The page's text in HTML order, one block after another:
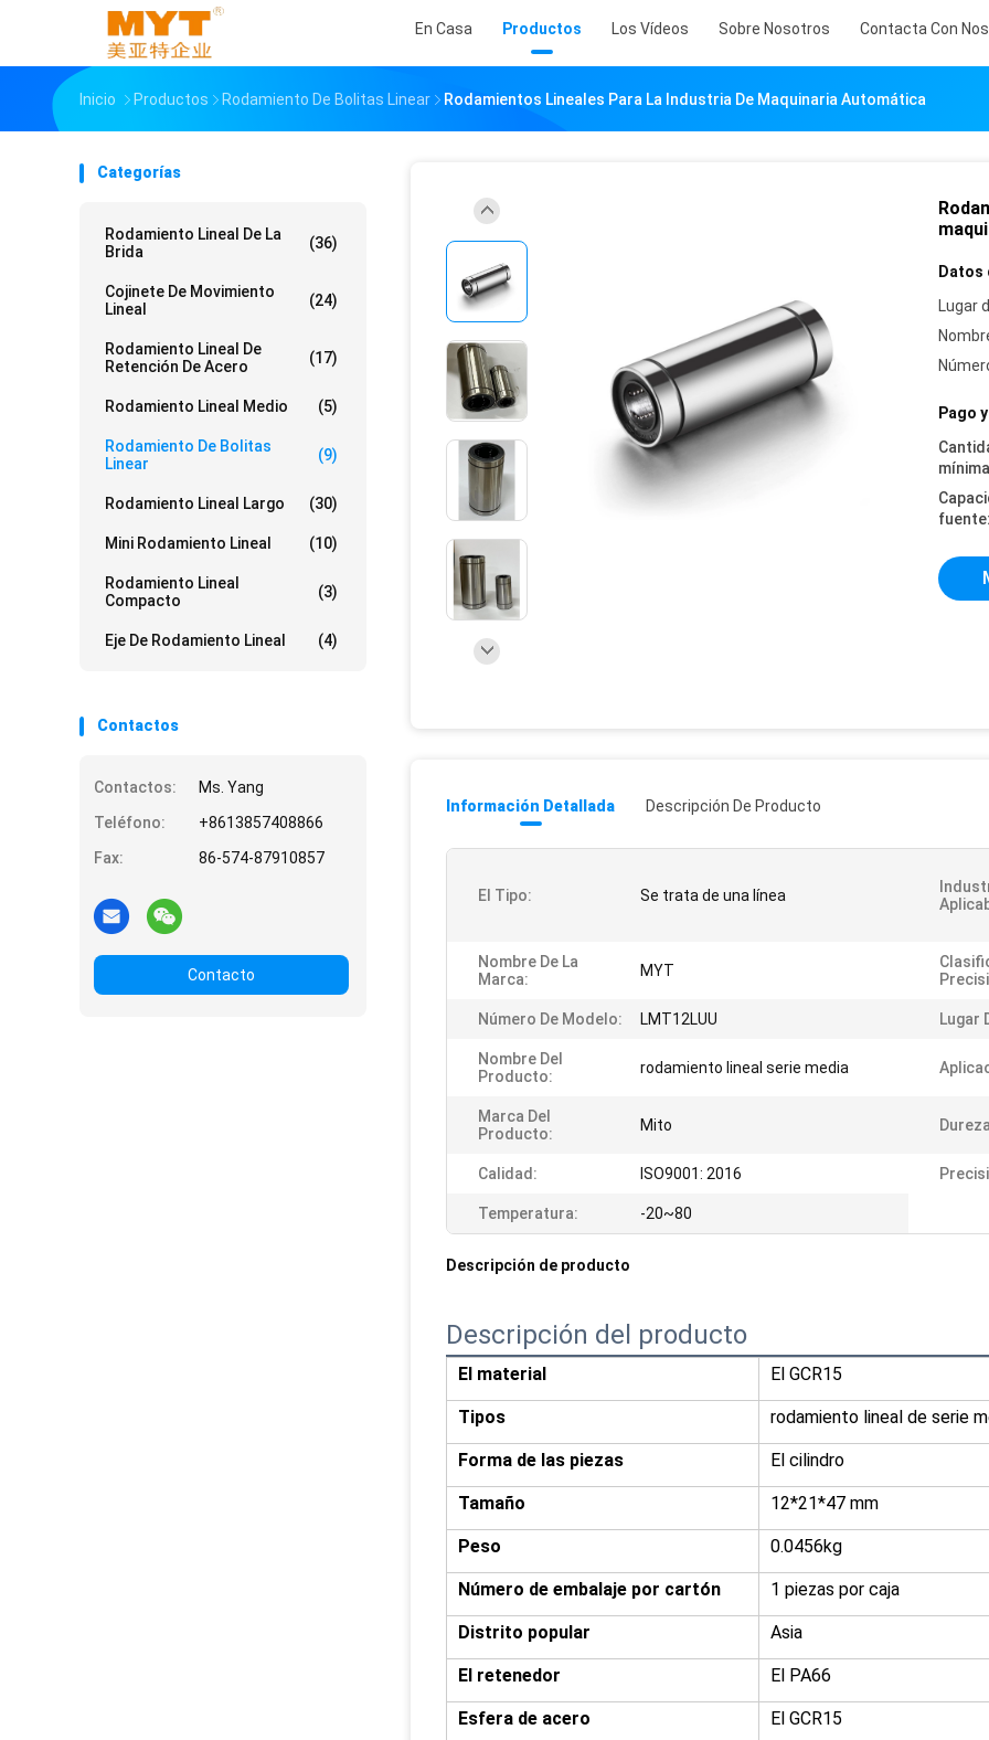
En Casa Productos Los Vídeos Sobre Nosotros Contacta Con
Inicio Productos Rodamiento De Bolitas Linear Rodamientos Lineales Para La Industria De Maquinaria Automática
Categorías
Rodamiento Lineal De La
Brida
(36)
Cojinete De Movimiento
Lineal
(24)
Rodamiento Lineal De
Retención De Acero
(17)
Rodamiento Lineal Medio (5)
Rodamiento De Bolitas
Linear
(9)
Rodamiento Lineal Largo (30)
Mini Rodamiento Lineal (10)
Rodamiento Lineal
Compacto
(3)
Eje De Rodamiento Lineal (4)
Contactos
Contactos:
Ms. Yang
Teléfono:
+8613857408866
Fax:
86-574-87910857
Contacto
Datos
Lugar
Pago
Información Detallada Descripción De Producto
El Tipo: Se trata de una línea
Nombre De La
Marca:
MYT
Número De Modelo: LMT12LUU Lugar
Nombre Del
Producto:
rodamiento lineal serie media
Marca Del
Producto:
Mito
Calidad: ISO9001: 2016
Temperatura: -20~80
Descripción de producto
Descripción del producto
El material El GCR15
Tipos rodamiento lineal de serie
Forma de las piezas El cilindro
Tamaño 12*21*47 mm
Peso 0.0456kg
Número de embalaje por cartón 1 piezas por caja
Distrito popular Asia
El retenedor El PA66
Esfera de acero El GCR15